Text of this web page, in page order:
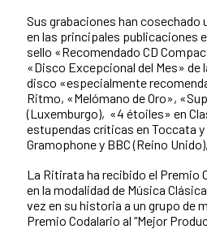
Sus grabaciones han cosechado
en las principales publicaciones
sello «Recomendado CD
«Disco Excepcional del Mes» de
disco «especialmente
Ritmo, «Melómano de Oro»,
(Luxemburgo), «4 étoiles» en
estupendas críticas en Toccata y
Gramophone y BBC (Reino
La Ritirata ha recibido el Premio
en la modalidad de Música
vez en su historia a un grupo de
Premio Codalario al “Mejor